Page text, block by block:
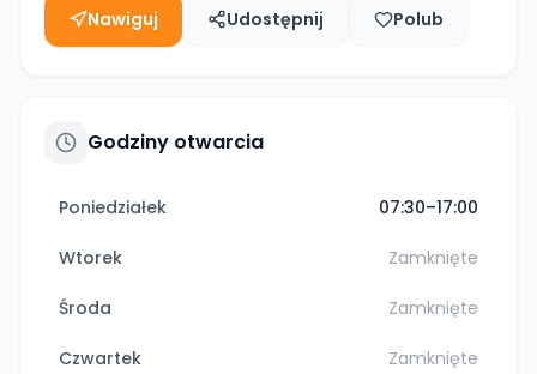
Nawiguj Udostępnij Polub
Godziny otwarcia
Poniedziałek 07:30–17:00
Wtorek Zamknięte
Środa Zamknięte
Czwartek Zamknięte